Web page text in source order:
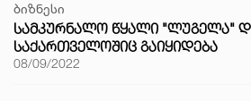
ბიზნესი
ᲡᲐᲛᲙᲣᲠᲜᲐᲚᲝ ᲬᲧᲐᲚᲘ "ᲚᲣᲒᲔᲚᲐ"
ᲡᲐᲥᲐᲠᲗᲕᲔᲚᲝᲨᲘᲪ ᲒᲐᲘᲧᲘᲓᲔᲑᲐ
08/09/2022